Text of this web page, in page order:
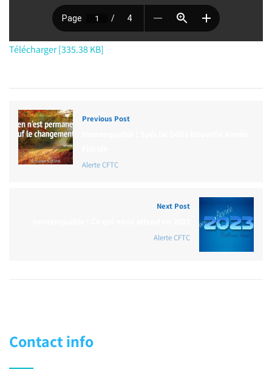
Télécharger [335.38 KB]
Previous Post
Alerte CFTC
Next Post
Alerte CFTC
Contact info